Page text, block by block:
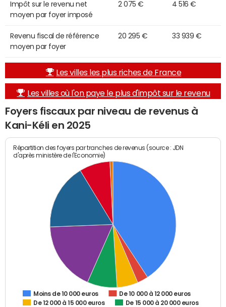
Impôt sur le revenu net
moyen par foyer imposé
2 075 € 4 516 €
Revenu fiscal de référence
moyen par foyer
20 295 € 33 939 €
Les villes les plus riches de France
Les villes où l'on paye le plus d'impôt sur le revenu
Foyers fiscaux par niveau de revenus à
Kani-Kéli en 2025
Répartition des foyers par tranches de revenus (source : JDN
d'après ministère de l'Economie)
Moins de 10 000 euros
De 10 000 à 12 000 euros
De 12 000 à 15 000 euros
De 15 000 à 20 000 euros